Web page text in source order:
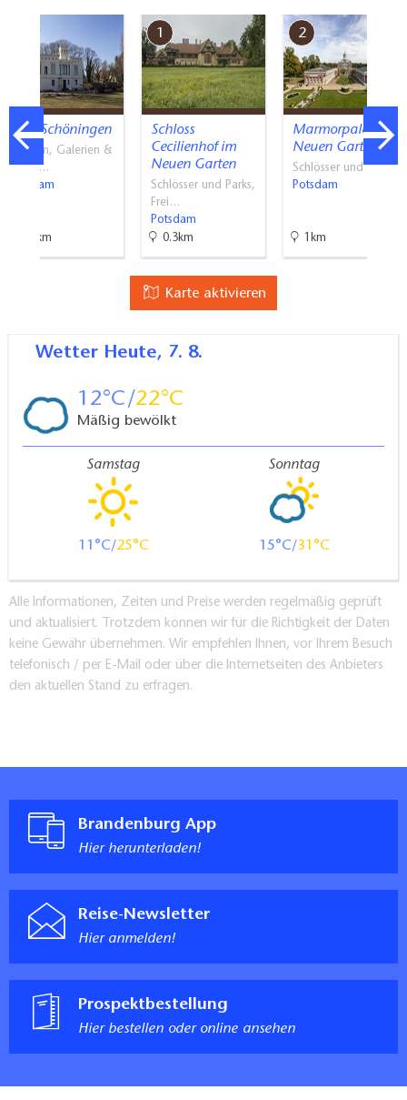
Überall ebener, stolperfreier Bodenbelag (innen und
außen)
Treppen
Alles ist ebenerdig / ohne Treppen erreichbar.
Villa Schöningen
Museen, Galerien &
Atelie…
Potsdam
2.2km
1
Schloss
Cecilienhof im
Neuen Garten
Schlösser und Parks,
Frei…
Potsdam
0.3km
2
Marmorpalais im
Neuen Garten
Schlösser und Parks
Potsdam
1km
Karte aktivieren
Wetter Heute, 7. 8.
12 22
Mäßig bewölkt
Samstag
11 25
Sonntag
15 31
Alle Informationen, Zeiten und Preise werden regelmäßig geprüft
und aktualisiert. Trotzdem können wir für die Richtigkeit der Daten
keine Gewähr übernehmen. Wir empfehlen Ihnen, vor Ihrem Besuch
telefonisch / per E-Mail oder über die Internetseiten des Anbieters
den aktuellen Stand zu erfragen.
Brandenburg App
Hier herunterladen!
Reise-Newsletter
Hier anmelden!
Prospektbestellung
Hier bestellen oder online ansehen